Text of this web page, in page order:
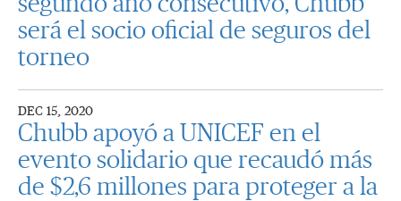
será el socio oficial de seguros del
torneo
DEC 15, 2020
Chubb apoyó a UNICEF en el
evento solidario que recaudó más
de $2,6 millones para proteger a la